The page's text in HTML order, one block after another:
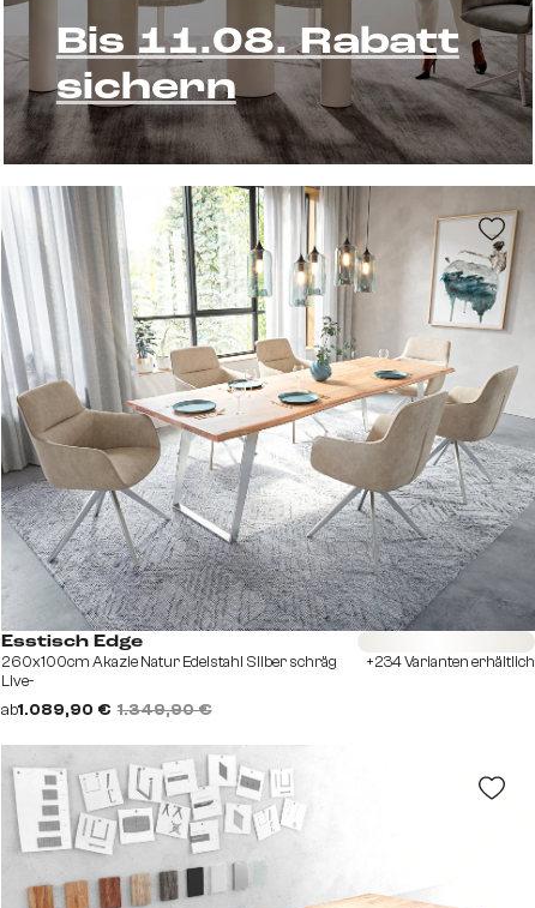
Bis 11.08. Rabatt
sichern
Esstisch Edge
260x100cm Akazie Natur Edelstahl Silber schräg
Live-
ab1.089,90 € 1.349,90 €
Sofort versandfertig
+234 Varianten erhältlich